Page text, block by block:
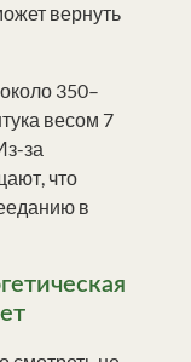
вернуть
350–
весом 7
за
что
в